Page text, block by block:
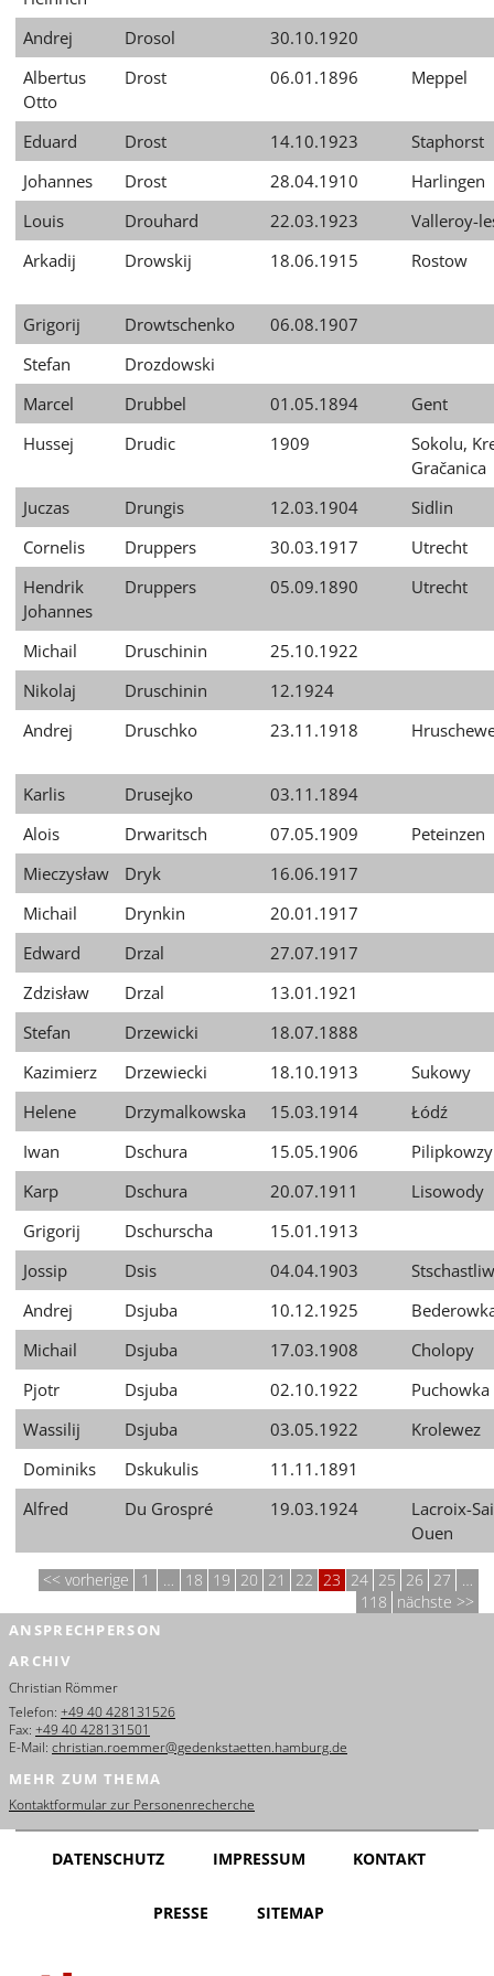
Andrej Drosol
30.10.1920
Albertus
Otto
Drost 06.01.1896 Meppel
Eduard Drost 14.10.1923
Staphorst
Johannes
Drost 28.04.1910
Harlingen
Louis
Drouhard 22.03.1923
Valleroy-
Arkadij
Drowskij 18.06.1915 Rostow
Grigorij Drowtschenko
06.08.1907
Stefan
Drozdowski
Marcel
Drubbel 01.05.1894
Gent
Hussej
Drudic 1909
Sokolu,
Gračanica
Juczas
Drungis 12.03.1904
Sidlin
Cornelis
Druppers 30.03.1917
Utrecht
Hendrik
Johannes
Druppers 05.09.1890 Utrecht
Michail Druschinin
25.10.1922
Nikolaj
Druschinin
12.1924
Andrej
Druschko 23.11.1918
Karlis Drusejko
03.11.1894
Alois
Drwaritsch 07.05.1909
Peteinzen
Mieczysław
Dryk
16.06.1917
Michail
Drynkin
20.01.1917
Edward
Drzal
27.07.1917
Zdzisław
Drzal
13.01.1921
Stefan
Drzewicki
18.07.1888
Kazimierz
Drzewiecki 18.10.1913
Sukowy
Helene
Drzymalkowska 15.03.1914
Łódź
Iwan
Dschura 15.05.1906
Pilipkowzy
Karp
Dschura 20.07.1911
Lisowody
Grigorij
Dschurscha
15.01.1913
Jossip
Dsis 04.04.1903
Andrej
Dsjuba 10.12.1925
Michail
Dsjuba 17.03.1908
Cholopy
Pjotr
Dsjuba 02.10.1922
Puchowka
Wassilij
Dsjuba 03.05.1922
Krolewez
Dominiks
Dskukulis
11.11.1891
Alfred
Du Grospré 19.03.1924
Lacroix-
Ouen
vorherige 1 … 18 19 20 21 22 23 24 25 26 27
…
118 nächste
ANSPRECHPERSON
ARCHIV
Christian Römmer
Telefon: +49 40 428131526
Fax: +49 40 428131501
E-Mail: christian.roemmer@gedenkstaetten.hamburg.de
MEHR ZUM THEMA
Kontaktformular zur Personenrecherche
DATENSCHUTZ IMPRESSUM KONTAKT
PRESSE SITEMAP